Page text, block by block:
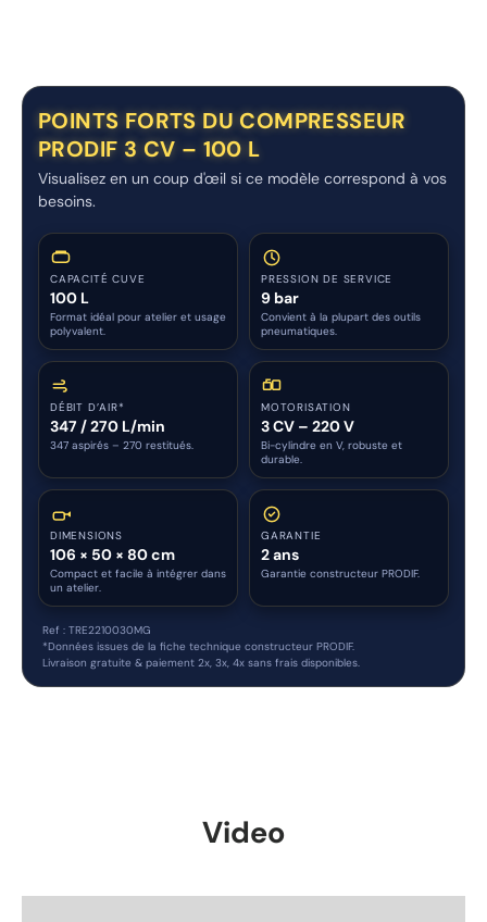
POINTS FORTS DU COMPRESSEUR
PRODIF 3 CV – 100 L
Visualisez en un coup d'œil si ce modèle correspond à vos
besoins.
CAPACITÉ CUVE
100 L
Format idéal pour atelier et usage
polyvalent.
PRESSION DE SERVICE
9 bar
Convient à la plupart des outils
pneumatiques.
DÉBIT D’AIR*
347 / 270 L/min
347 aspirés – 270 restitués.
MOTORISATION
3 CV – 220 V
Bi-cylindre en V, robuste et
durable.
DIMENSIONS
106 × 50 × 80 cm
Compact et facile à intégrer dans
un atelier.
GARANTIE
2 ans
Garantie constructeur PRODIF.
Ref : TRE2210030MG
*Données issues de la fiche technique constructeur PRODIF.
Livraison gratuite & paiement 2x, 3x, 4x sans frais disponibles.
Video